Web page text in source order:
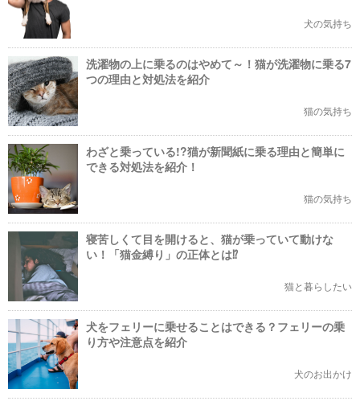
犬の気持ち
洗濯物の上に乗るのはやめて～！猫が洗濯物に乗る7
つの理由と対処法を紹介
猫の気持ち
わざと乗っている!?猫が新聞紙に乗る理由と簡単に
できる対処法を紹介！
猫の気持ち
寝苦しくて目を開けると、猫が乗っていて動けな
い！「猫金縛り」の正体とは⁉
猫と暮らしたい
犬をフェリーに乗せることはできる？フェリーの乗
り方や注意点を紹介
犬のお出かけ